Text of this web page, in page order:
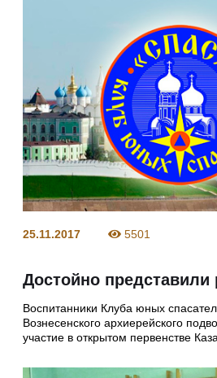
25.11.2017 5501
Достойно представили
Воспитанники Клуба юных
Вознесенского архиерейского
участие в открытом первенстве